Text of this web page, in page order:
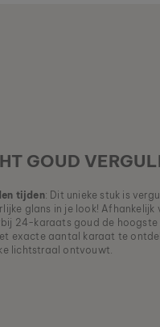
GOUD
tijden: Dit unieke stuk is
glans in je look!
24-karaats goud de hoogste
exacte aantal karaat te
lichtstraal ontvouwt.